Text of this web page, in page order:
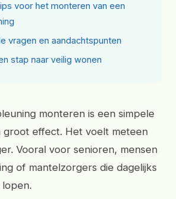
voor het monteren van een
vragen en aandachtspunten
stap naar veilig wonen
monteren is een simpele
groot effect. Het voelt meteen
Vooral voor senioren, mensen
of mantelzorgers die dagelijks